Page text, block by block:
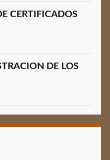
CERTIFICADOS
DE LOS